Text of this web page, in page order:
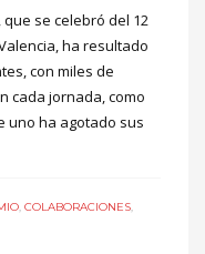
se celebró del 12
ha resultado
con miles de
cada jornada, como
uno ha agotado sus
, COLABORACIONES,